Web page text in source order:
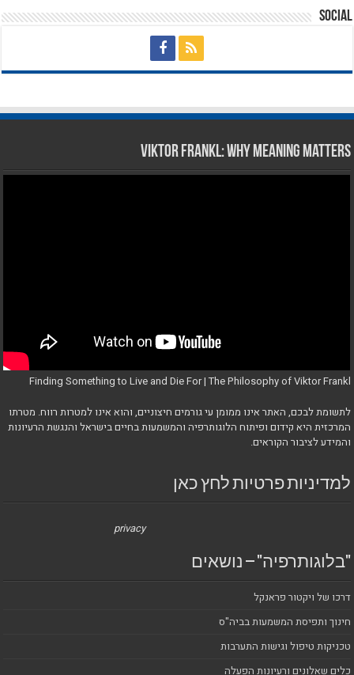
Social
Viktor Frankl: Why Meaning Matters
Finding Something to Live and Die For | The Philosophy of Viktor Frankl
לתשומת לבכם, האתר אינו ממומן עי גורמים חיצוניים, והוא אינו למטרות רווח. מטרתו
המרכזית היא קידום ופיתוח הלוגותרפיה והמשמעות בחיים בישראל והנגשת הרעיונות
והמידע לציבור הקוראים.
למדיניות פרטיות לחץ כאן
privacy
"בלוגותרפיה" – נושאים
דרכו של ויקטור פראנקל
חינוך ותפיסת המשמעות בביה"ס
טכניקות טיפול וגישות התערבות
כלים שאלונים ורעיונות הפעלה